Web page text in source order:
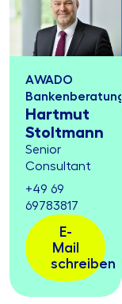
AWADO
Bankenberatung
Hartmut
Stoltmann
Senior
Consultant
+49 69
69783817
E-
Mail
schreiben